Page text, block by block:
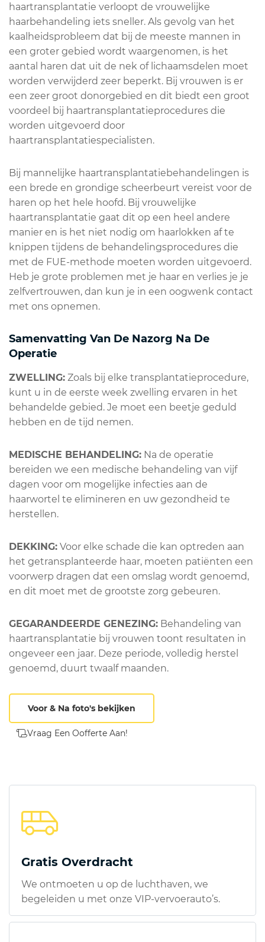
haartransplantatie verloopt de vrouwelijke
haarbehandeling iets sneller. Als gevolg van het
kaalheidsprobleem dat bij de meeste mannen in
een groter gebied wordt waargenomen, is het
aantal haren dat uit de nek of lichaamsdelen moet
worden verwijderd zeer beperkt. Bij vrouwen is er
een zeer groot donorgebied en dit biedt een groot
voordeel bij haartransplantatieprocedures die
worden uitgevoerd door
haartransplantatiespecialisten.
Bij mannelijke haartransplantatiebehandelingen is
een brede en grondige scheerbeurt vereist voor de
haren op het hele hoofd. Bij vrouwelijke
haartransplantatie gaat dit op een heel andere
manier en is het niet nodig om haarlokken af te
knippen tijdens de behandelingsprocedures die
met de FUE-methode moeten worden uitgevoerd.
Heb je grote problemen met je haar en verlies je je
zelfvertrouwen, dan kun je in een oogwenk contact
met ons opnemen.
Samenvatting Van De Nazorg Na De
Operatie
ZWELLING: Zoals bij elke transplantatieprocedure,
kunt u in de eerste week zwelling ervaren in het
behandelde gebied. Je moet een beetje geduld
hebben en de tijd nemen.
MEDISCHE BEHANDELING: Na de operatie
bereiden we een medische behandeling van vijf
dagen voor om mogelijke infecties aan de
haarwortel te elimineren en uw gezondheid te
herstellen.
DEKKING: Voor elke schade die kan optreden aan
het getransplanteerde haar, moeten patiënten een
voorwerp dragen dat een omslag wordt genoemd,
en dit moet met de grootste zorg gebeuren.
GEGARANDEERDE GENEZING: Behandeling van
haartransplantatie bij vrouwen toont resultaten in
ongeveer een jaar. Deze periode, volledig herstel
genoemd, duurt twaalf maanden.
Voor & Na foto's bekijken
Vraag Een Oofferte Aan!
Gratis Overdracht
We ontmoeten u op de luchthaven, we
begeleiden u met onze VIP-vervoerauto’s.